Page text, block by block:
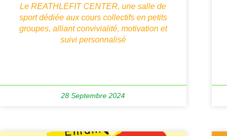
Le REATHLEFIT CENTER, une salle de
sport dédiée aux cours collectifs en petits
groupes, alliant convivialité, motivation et
suivi personnalisé
28 Septembre 2024